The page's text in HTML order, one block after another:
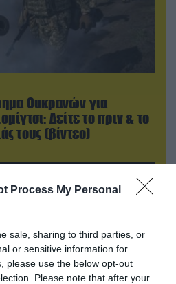
Process My Personal
sale, sharing to third parties, or
or sensitive information for
please use the below opt-out
Please note that after your
Ουκρανών για
Δείτε το πριν & το
τους (βίντεο)